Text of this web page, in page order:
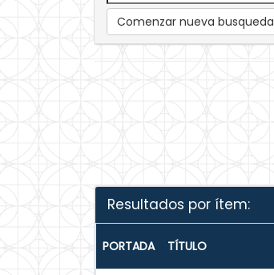
Comenzar nueva busqueda
Resultados por ítem:
PORTADA TÍTULO